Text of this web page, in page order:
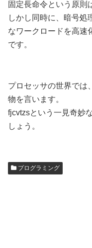
固定長命令という原則
しかし同時に、暗号処
なワークロードを高速
です。
プロセッサの世界では
物を言います。
fjcvtzsという一見奇妙
しょう。
プログラミング